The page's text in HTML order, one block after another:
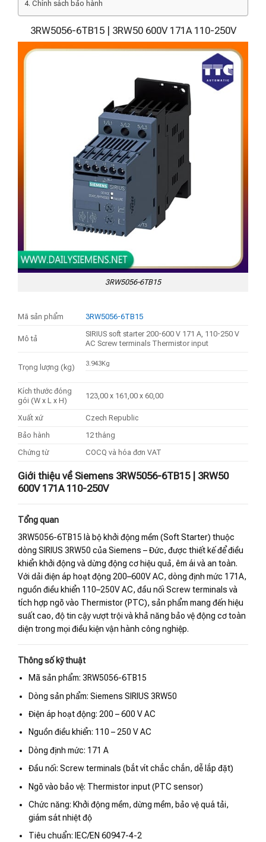
Chính sách bảo hành
3RW5056-6TB15 | 3RW50 600V 171A 110-250V
3RW5056-6TB15
Mã sản phẩm 3RW5056-6TB15
Mô tả
SIRIUS soft starter 200-600 V 171 A, 110-250 V
AC Screw terminals Thermistor input
Trọng lượng (kg) 3.943Kg
Kích thước đóng
gói (W x L x H)
123,00 x 161,00 x 60,00
Xuất xứ
Czech Republic
Bảo hành
12 tháng
Chứng từ
COCQ và hóa đơn VAT
Giới thiệu về Siemens 3RW5056-6TB15 | 3RW50
600V 171A 110-250V
Tổng quan
3RW5056-6TB15 là bộ khởi động mềm (Soft Starter) thuộc
dòng SIRIUS 3RW50 của Siemens – Đức, được thiết kế để điều
khiển khởi động và dừng động cơ hiệu quả, êm ái và an toàn.
Với dải điện áp hoạt động 200–600V AC, dòng định mức 171A,
nguồn điều khiển 110–250V AC, đầu nối Screw terminals và
tích hợp ngõ vào Thermistor (PTC), sản phẩm mang đến hiệu
suất cao, độ tin cậy vượt trội và khả năng bảo vệ động cơ toàn
diện trong mọi điều kiện vận hành công nghiệp.
Thông số kỹ thuật
Mã sản phẩm: 3RW5056-6TB15
Dòng sản phẩm: Siemens SIRIUS 3RW50
Điện áp hoạt động: 200 – 600 V AC
Nguồn điều khiển: 110 – 250 V AC
Dòng định mức: 171 A
Đầu nối: Screw terminals (bắt vít chắc chắn, dễ lắp đặt)
Ngõ vào bảo vệ: Thermistor input (PTC sensor)
Chức năng: Khởi động mềm, dừng mềm, bảo vệ quá tải,
giám sát nhiệt độ
Tiêu chuẩn: IEC/EN 60947-4-2